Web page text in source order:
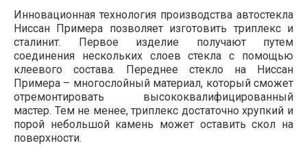
Инновационная технология производства автостекла
Ниссан Примера позволяет изготовить триплекс и
сталинит. Первое изделие получают путем
соединения нескольких слоев стекла с помощью
клеевого состава. Переднее стекло на Ниссан
Примера – многослойный материал, который сможет
отремонтировать высококвалифицированный
мастер. Тем не менее, триплекс достаточно хрупкий и
порой небольшой камень может оставить скол на
поверхности.